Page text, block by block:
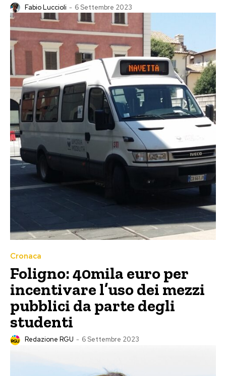
Fabio Luccioli - 6 Settembre 2023
Cronaca
Foligno: 40mila euro per
incentivare l’uso dei mezzi
pubblici da parte degli
studenti
Redazione RGU - 6 Settembre 2023